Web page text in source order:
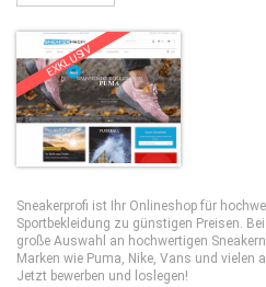
EXKLUSIV
Sneakerprofi ist Ihr Onlineshop für
Sportbekleidung zu günstigen Preisen.
große Auswahl an hochwertigen
Marken wie Puma, Nike, Vans und vielen
Jetzt bewerben und loslegen!